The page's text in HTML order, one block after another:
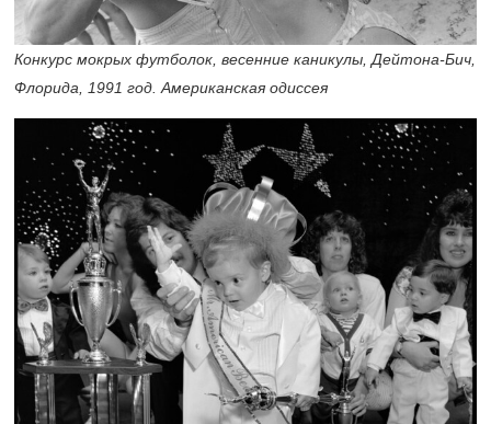
Конкурс мокрых футболок, весенние каникулы, Дейтона-Бич,
Флорида, 1991 год. Американская одиссея